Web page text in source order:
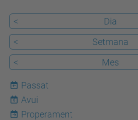
< Dia
<
Setmana
<
Mes
Passat
6
Avui
Properament